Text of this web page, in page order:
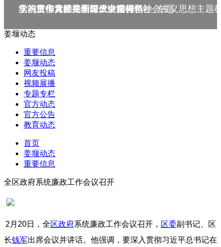
庆祝中华人民共和国成立75周年
学习贯彻党的二十届三中全会精神_专题
党的二十大精神理论大讲堂--理论
学习宣传贯彻党的二十大精神
学习贯彻习近平新时代中国特色社会主义思想主题
姜堰动态
重要信息
姜堰动态
网友投稿
视频展播
专题专栏
官方动态
官方公告
教育动态
首页
姜堰动态
重要信息
全区政府系统廉政工作会议召开
2月20日，全区政府系统廉政工作会议召开， 区委副书记、区
长钱军出席会议并讲话。他强调，要深入贯彻习近平总书记在